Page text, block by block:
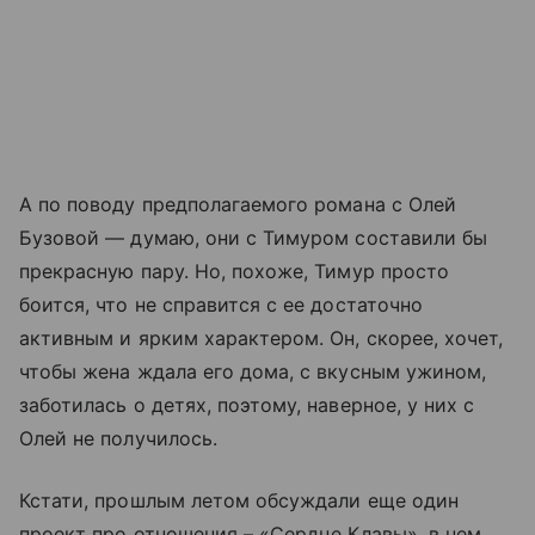
А по поводу предполагаемого романа с Олей
Бузовой — думаю, они с Тимуром составили бы
прекрасную пару. Но, похоже, Тимур просто
боится, что не справится с ее достаточно
активным и ярким характером. Он, скорее, хочет,
чтобы жена ждала его дома, с вкусным ужином,
заботилась о детях, поэтому, наверное, у них с
Олей не получилось.
Кстати, прошлым летом обсуждали еще один